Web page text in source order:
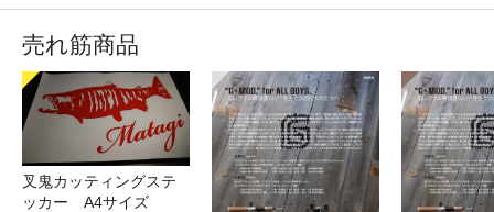
売れ筋商品
叉鬼カッティングステ
ッカー A4サイズ